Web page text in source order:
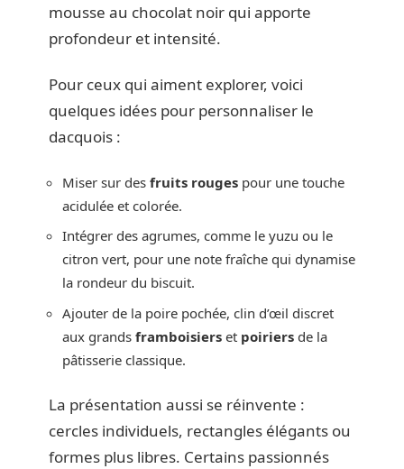
mousse au chocolat noir qui apporte
profondeur et intensité.
Pour ceux qui aiment explorer, voici
quelques idées pour personnaliser le
dacquois :
Miser sur des fruits rouges pour une touche
acidulée et colorée.
Intégrer des agrumes, comme le yuzu ou le
citron vert, pour une note fraîche qui dynamise
la rondeur du biscuit.
Ajouter de la poire pochée, clin d’œil discret
aux grands framboisiers et poiriers de la
pâtisserie classique.
La présentation aussi se réinvente :
cercles individuels, rectangles élégants ou
formes plus libres. Certains passionnés